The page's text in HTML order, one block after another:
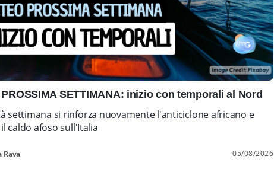
SETTIMANA: inizio con temporali al Nord
settimana si rinforza nuovamente l'anticiclone africano e
caldo afoso sull'Italia
Rava 05/08/2026